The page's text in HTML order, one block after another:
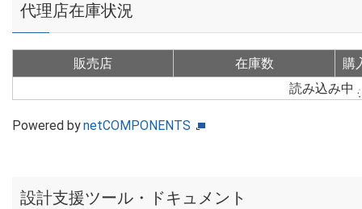
代理店在庫状況
販売店 在庫数
購
読み込み中
Powered bynetCOMPONENTS
設計支援ツール・ドキュメント